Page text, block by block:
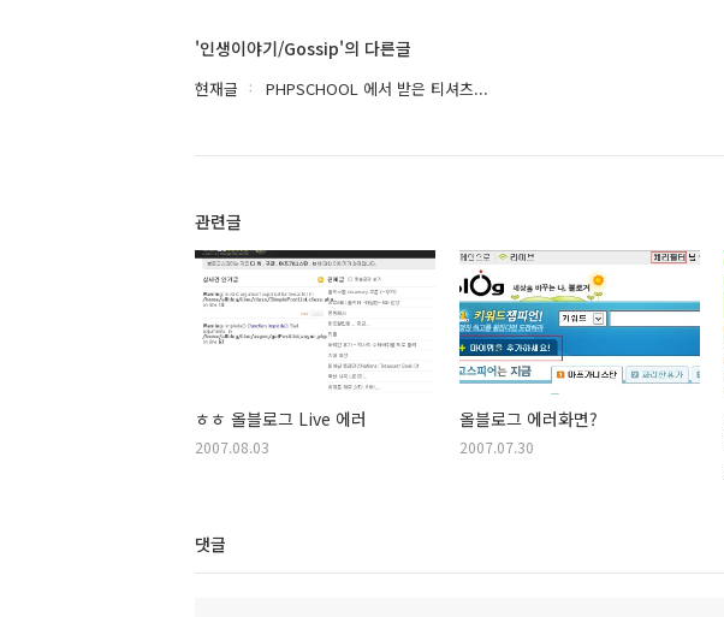
'인생이야기/Gossip'의 다른글
현재글 PHPSCHOOL 에서 받은 티셔츠...
관련글
ㅎㅎ 올블로그 Live 에러
2007.08.03
올블로그 에러화면?
2007.07.30
댓글